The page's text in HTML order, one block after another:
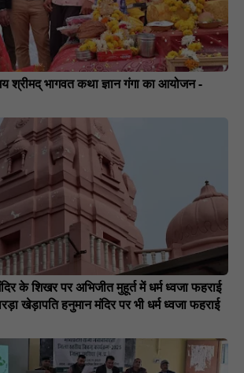
श्रीमद् भागवत कथा ज्ञान गंगा का आयोजन -
के शिखर पर अभिजीत मुहूर्त में धर्म ध्वजा फहराई
खेड़ापति हनुमान मंदिर पर भी धर्म ध्वजा फहराई